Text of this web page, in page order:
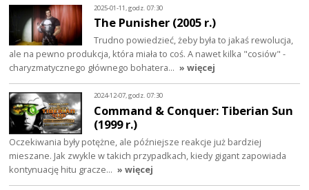
2025-01-11, godz. 07:30
The Punisher (2005 r.)
Trudno powiedzieć, żeby była to jakaś rewolucja,
ale na pewno produkcja, która miała to coś. A nawet kilka "cosiów" -
charyzmatycznego głównego bohatera… » więcej
2024-12-07, godz. 07:30
Command & Conquer: Tiberian Sun
(1999 r.)
Oczekiwania były potężne, ale późniejsze reakcje już bardziej
mieszane. Jak zwykle w takich przypadkach, kiedy gigant zapowiada
kontynuację hitu gracze… » więcej